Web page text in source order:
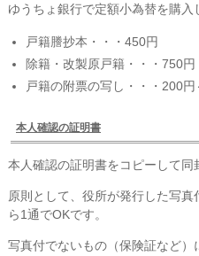
ゆうちょ銀行で定額小為替を購入
戸籍謄抄本・・・450円
除籍・改製原戸籍・・・750円
戸籍の附票の写し・・・200円
本人確認の証明書
本人確認の証明書をコピーして同
原則として、役所が発行した写
ら1通でOKです。
写真付でないもの（保険証など